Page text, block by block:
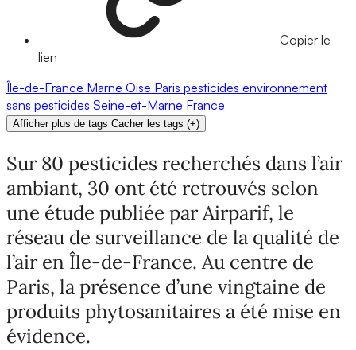
Copier le
lien
Île-de-France Marne Oise Paris pesticides environnement
sans pesticides Seine-et-Marne France
Afficher plus de tags Cacher les tags (+)
Sur 80 pesticides recherchés dans l’air
ambiant, 30 ont été retrouvés selon
une étude publiée par Airparif, le
réseau de surveillance de la qualité de
l’air en Île-de-France. Au centre de
Paris, la présence d’une vingtaine de
produits phytosanitaires a été mise en
évidence.